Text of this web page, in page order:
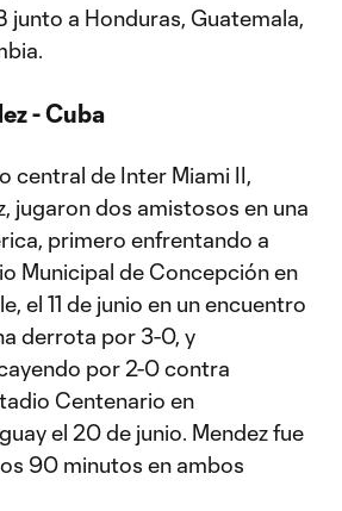
junto a Honduras, Guatemala,
- Cuba
central de Inter Miami II,
jugaron dos amistosos en una
primero enfrentando a
Municipal de Concepción en
el 11 de junio en un encuentro
derrota por 3-0, y
por 2-0 contra
Centenario en
el 20 de junio. Mendez fue
90 minutos en ambos